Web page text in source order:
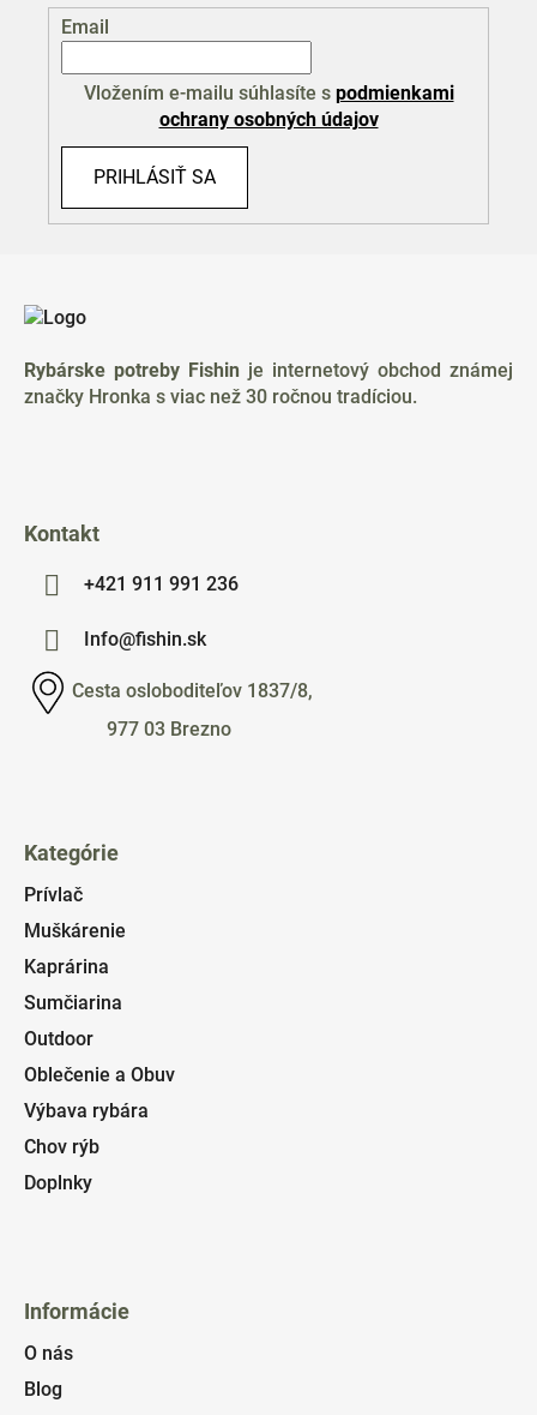
Email
Vložením e-mailu súhlasíte s podmienkami
ochrany osobných údajov
PRIHLÁSIŤ SA
Rybárske potreby Fishin je internetový obchod známej
značky Hronka s viac než 30 ročnou tradíciou.
Kontakt
+421 911 991 236
Info@fishin.sk
Cesta osloboditeľov 1837/8,
977 03 Brezno
Kategórie
Prívlač
Muškárenie
Kaprárina
Sumčiarina
Outdoor
Oblečenie a Obuv
Výbava rybára
Chov rýb
Doplnky
Informácie
O nás
Blog